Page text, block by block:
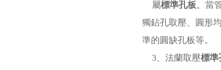
屬標準孔板。當
獨鉆孔取壓、圓形
準的圓缺孔板等。
3、法蘭取壓標準